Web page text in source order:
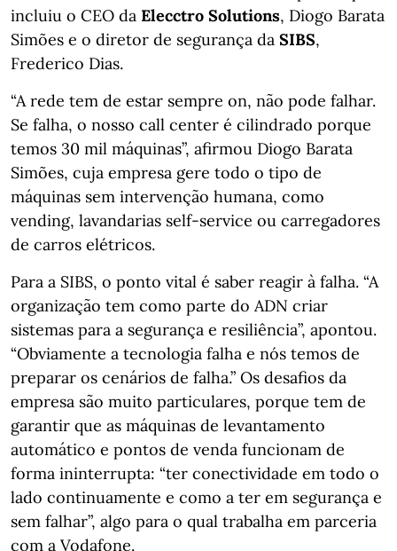
incluiu o CEO da Elecctro Solutions, Diogo Barata
Simões e o diretor de segurança da SIBS,
Frederico Dias.
“A rede tem de estar sempre on, não pode falhar.
Se falha, o nosso call center é cilindrado porque
temos 30 mil máquinas”, afirmou Diogo Barata
Simões, cuja empresa gere todo o tipo de
máquinas sem intervenção humana, como
vending, lavandarias self-service ou carregadores
de carros elétricos.
Para a SIBS, o ponto vital é saber reagir à falha. “A
organização tem como parte do ADN criar
sistemas para a segurança e resiliência”, apontou.
“Obviamente a tecnologia falha e nós temos de
preparar os cenários de falha.” Os desafios da
empresa são muito particulares, porque tem de
garantir que as máquinas de levantamento
automático e pontos de venda funcionam de
forma ininterrupta: “ter conectividade em todo o
lado continuamente e como a ter em segurança e
sem falhar”, algo para o qual trabalha em parceria
com a Vodafone.